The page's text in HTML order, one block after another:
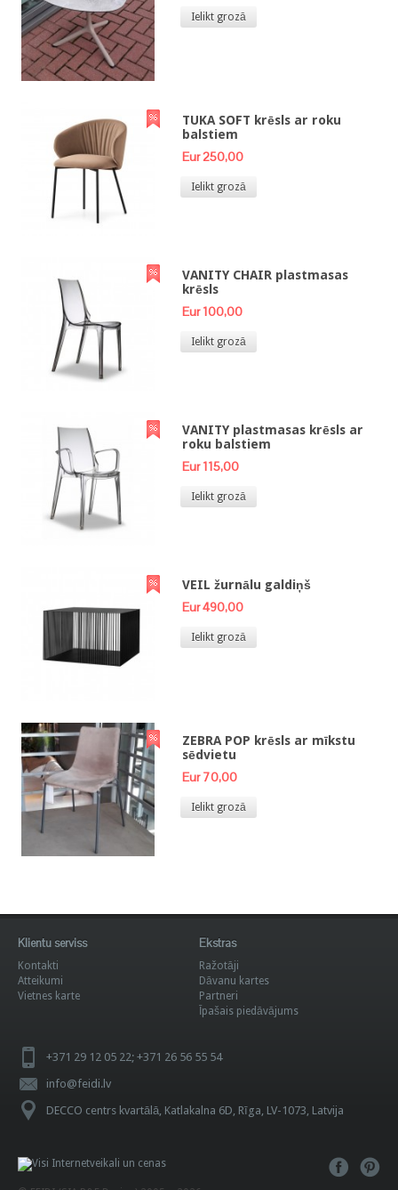
Ielikt grozā
TUKA SOFT krēsls ar roku
balstiem
Eur 250,00
Ielikt grozā
VANITY CHAIR plastmasas
krēsls
Eur 100,00
Ielikt grozā
VANITY plastmasas krēsls ar
roku balstiem
Eur 115,00
Ielikt grozā
VEIL žurnālu galdiņš
Eur 490,00
Ielikt grozā
ZEBRA POP krēsls ar mīkstu
sēdvietu
Eur 70,00
Ielikt grozā
Klientu serviss
Kontakti
Atteikumi
Vietnes karte
Ekstras
Ražotāji
Dāvanu kartes
Partneri
Īpašais piedāvājums
+371 29 12 05 22; +371 26 56 55 54
info@feidi.lv
DECCO centrs kvartālā, Katlakalna 6D, Rīga, LV-1073, Latvija